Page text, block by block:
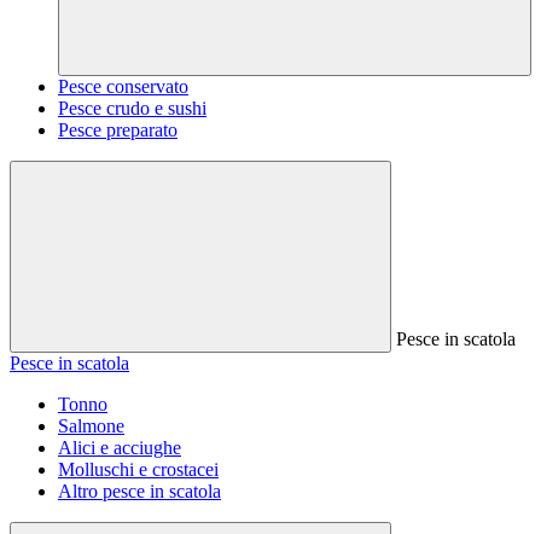
Pesce conservato
Pesce crudo e sushi
Pesce preparato
Pesce in scatola
Pesce in scatola
Tonno
Salmone
Alici e acciughe
Molluschi e crostacei
Altro pesce in scatola